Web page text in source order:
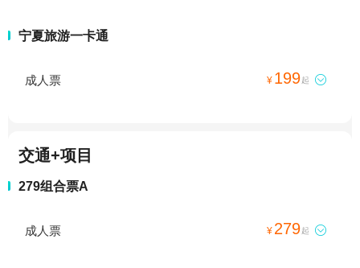
宁夏旅游一卡通
成人票 ¥ 199起 
交通+项目
279组合票A
成人票 ¥ 279起 